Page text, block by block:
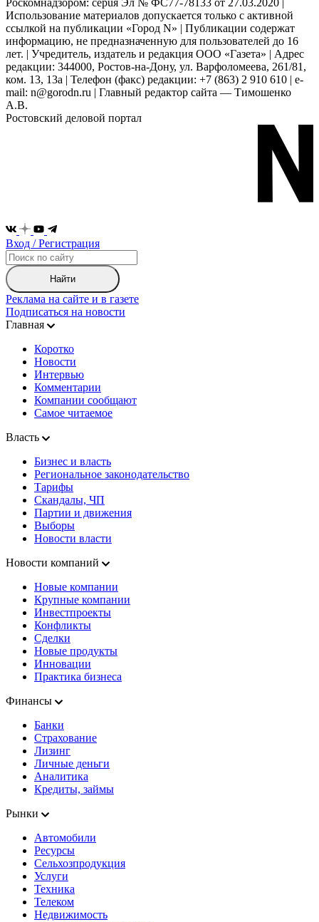
Роскомнадзором: серuя Эл № ФС77-78133 от 27.03.2020 |
Использование материалов допускается только с активной
ссылкой на публикации «Город N» | Публикации содержат
информацию, не предназначенную для пользователей до 16
лет. | Учредитель, издатель и редакция ООО «Газета» | Адрес
редакции: 344000, Ростов-на-Дону, ул. Варфоломеева, 261/81,
ком. 13, 13а | Телефон (факс) редакции: +7 (863) 2 910 610 | e-
mail: n@gorodn.ru | Главный редактор сайта — Тимошенко
А.В.
Ростовский деловой портал
Вход / Регистрация
Найти
Реклама на сайте и в газете
Подписаться на новости
Главная
Коротко
Новости
Интервью
Комментарии
Компании сообщают
Самое читаемое
Власть
Бизнес и власть
Региональное законодательство
Тарифы
Скандалы, ЧП
Партии и движения
Выборы
Новости власти
Новости компаний
Новые компании
Крупные компании
Инвестпроекты
Конфликты
Сделки
Новые продукты
Инновации
Практика бизнеса
Финансы
Банки
Страхование
Лизинг
Личные деньги
Аналитика
Кредиты, займы
Рынки
Автомобили
Ресурсы
Сельхозпродукция
Услуги
Техника
Телеком
Недвижимость